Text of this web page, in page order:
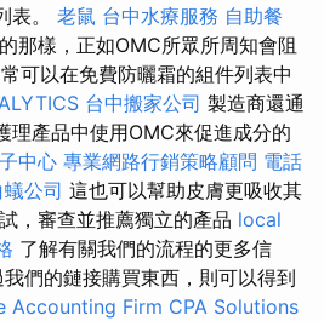
表。 老鼠 台中水療服務 自助餐
那樣，正如OMC所眾所周知會阻
可以在免費防曬霜的組件列表中
台中搬家公司 製造商還通
理產品中使用OMC來促進成分的
中心 專業網路行銷策略顧問 電話
公司 這也可以幫助皮膚更吸收其
，審查並推薦獨立的產品 local
了解有關我們的流程的更多信
們的鏈接購買東西，則可以得到
Accounting Firm CPA Solutions